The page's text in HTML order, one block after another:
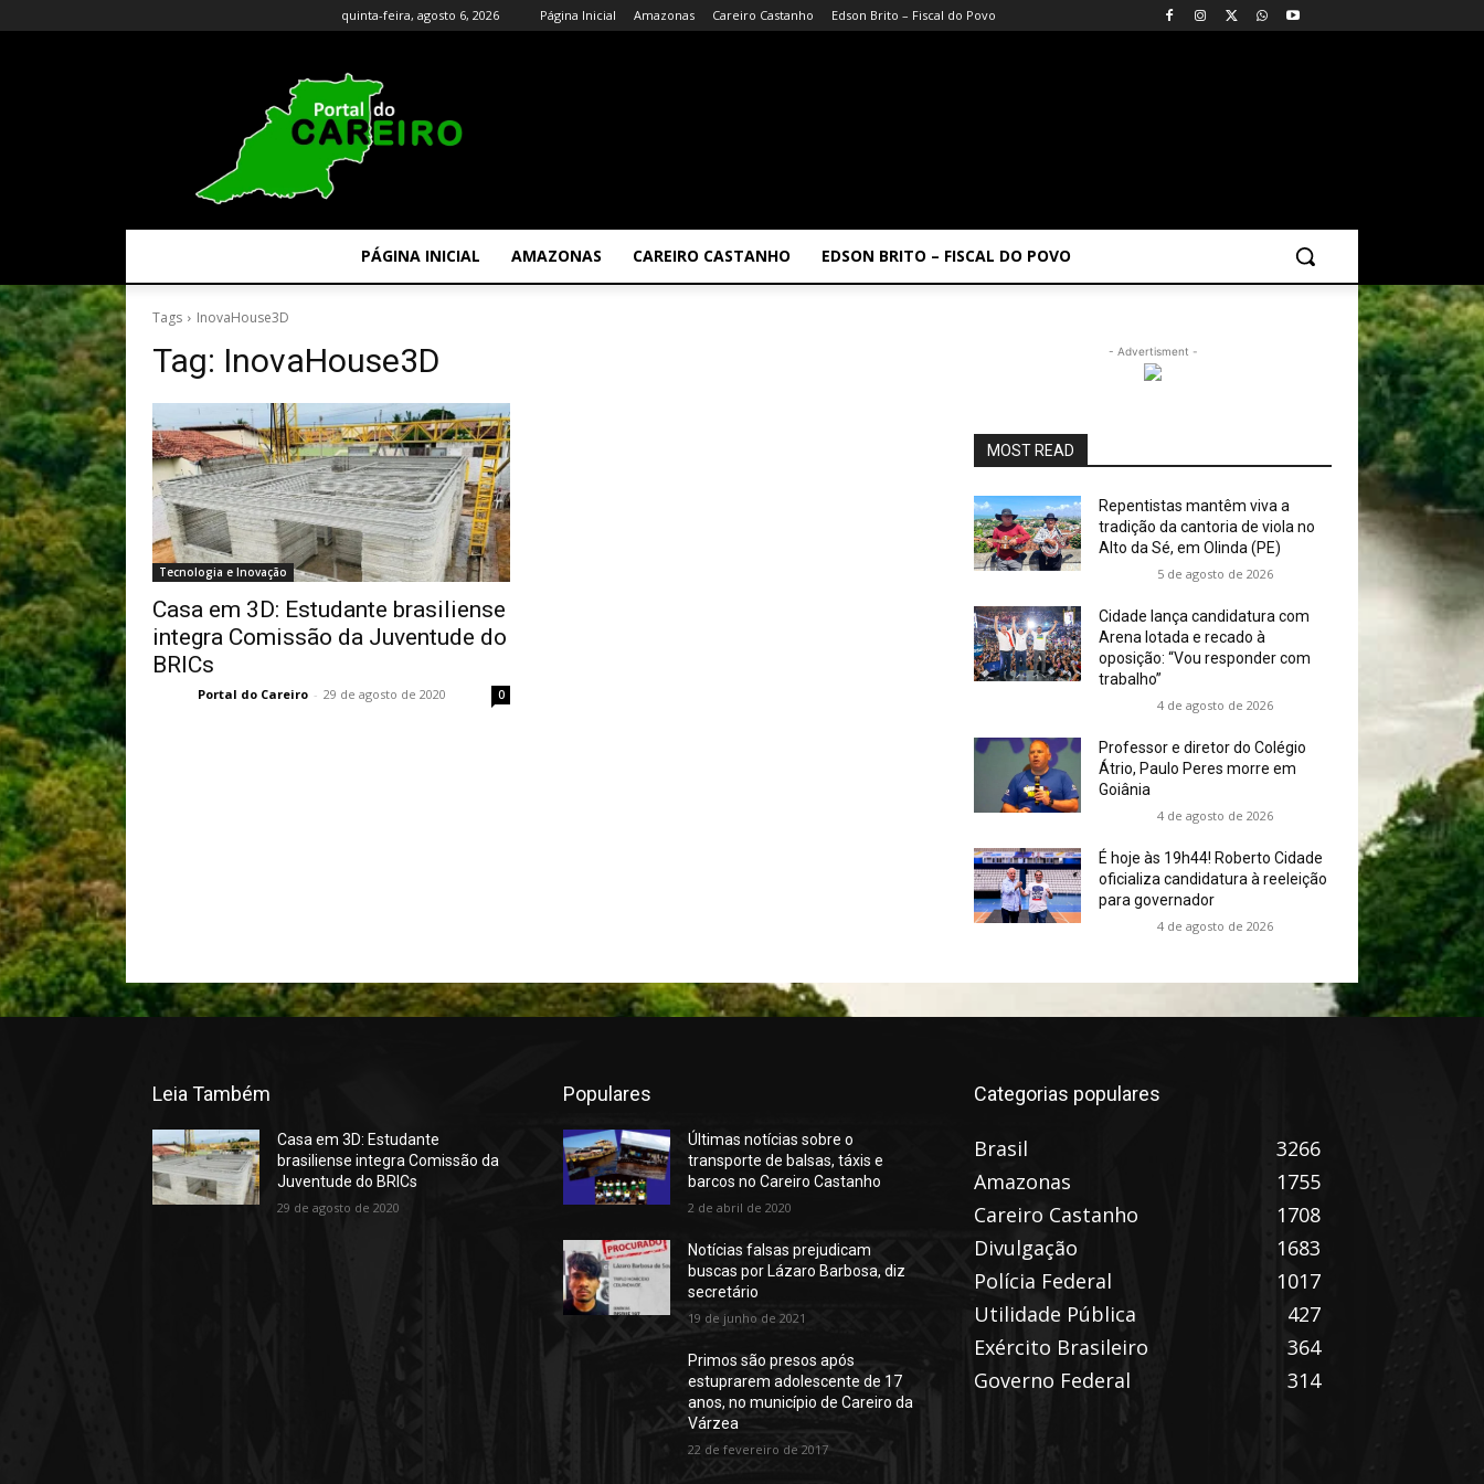
quinta-feira, agosto 6, 2026 Página Inicial Amazonas Careiro Castanho Edson Brito – Fiscal do Povo
PÁGINA INICIAL AMAZONAS CAREIRO CASTANHO EDSON BRITO – FISCAL DO POVO
Tags InovaHouse3D
Tag: InovaHouse3D
Tecnologia e Inovação
Casa em 3D: Estudante brasiliense
integra Comissão da Juventude do
BRICs
Portal do Careiro - 29 de agosto de 2020 0
- Advertisment -
MOST READ
Repentistas mantêm viva a
tradição da cantoria de viola no
Alto da Sé, em Olinda (PE)
5 de agosto de 2026
Cidade lança candidatura com
Arena lotada e recado à
oposição: “Vou responder com
trabalho”
4 de agosto de 2026
Professor e diretor do Colégio
Átrio, Paulo Peres morre em
Goiânia
4 de agosto de 2026
É hoje às 19h44! Roberto Cidade
oficializa candidatura à reeleição
para governador
4 de agosto de 2026
Leia Também
Casa em 3D: Estudante
brasiliense integra Comissão da
Juventude do BRICs
29 de agosto de 2020
Populares
Últimas notícias sobre o
transporte de balsas, táxis e
barcos no Careiro Castanho
2 de abril de 2020
Notícias falsas prejudicam
buscas por Lázaro Barbosa, diz
secretário
19 de junho de 2021
Primos são presos após
estuprarem adolescente de 17
anos, no município de Careiro da
Várzea
22 de fevereiro de 2017
Categorias populares
Brasil
3266
Amazonas
1755
Careiro Castanho
1708
Divulgação
1683
Polícia Federal
1017
Utilidade Pública
427
Exército Brasileiro
364
Governo Federal
314